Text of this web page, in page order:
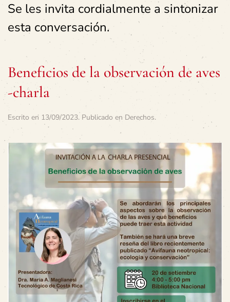
Se les invita cordialmente a sintonizar
esta conversación.
Beneficios de la observación de aves
-charla
Escrito en 13/09/2023. Publicado en Derechos.